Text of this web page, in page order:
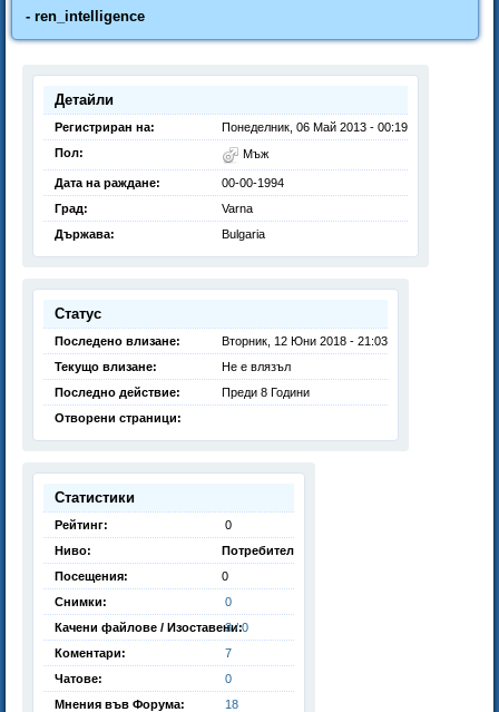
- ren_intelligence
Детайли
Регистриран на:
Понеделник, 06 Май 2013 - 00:19
Пол:
Мъж
Дата на раждане:
00-00-1994
Град:
Varna
Държава:
Bulgaria
Статус
Последено влизане:
Вторник, 12 Юни 2018 - 21:03
Текущо влизане:
Не е влязъл
Последно действие:
Преди 8 Години
Отворени страници:
Статистики
Рейтинг:
0
Ниво:
Потребител
Посещения:
0
Снимки:
0
Качени файлове / Изоставени:
3 / 0
Коментари:
7
Чатове:
0
Мнения във Форума:
18